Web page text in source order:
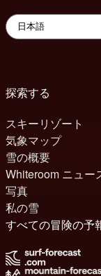
探索する
スキーリゾート
気象マップ
雪の概要
Whiteroom ニュー
写真
私の雪
すべての冒険の予